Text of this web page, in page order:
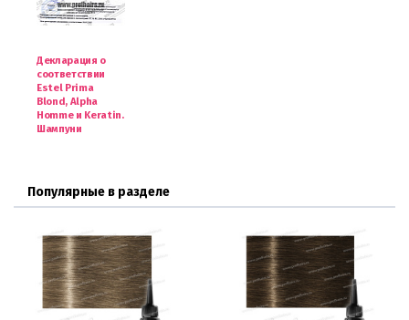
Декларация о
соответствии
Estel Prima
Blond, Alpha
Homme и Keratin.
Шампуни
Популярные в разделе